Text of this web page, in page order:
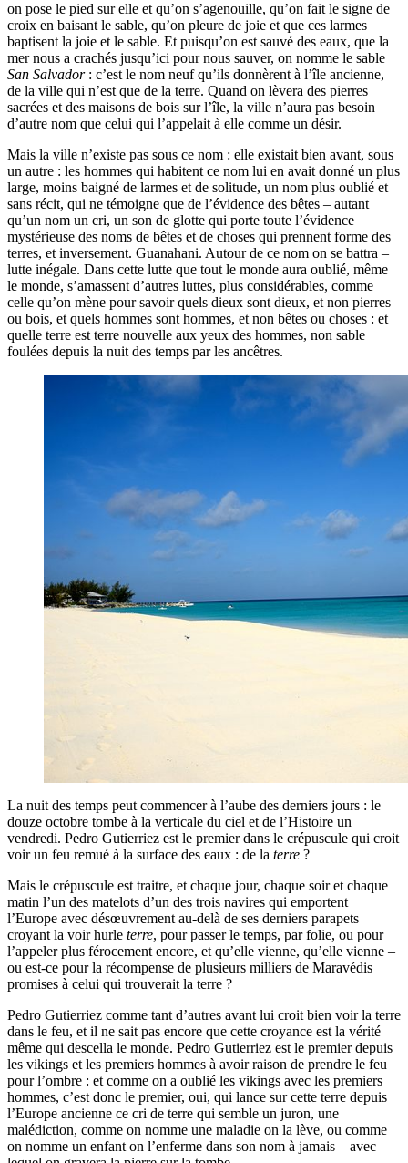
on pose le pied sur elle et qu’on s’agenouille, qu’on fait le signe de
croix en baisant le sable, qu’on pleure de joie et que ces larmes
baptisent la joie et le sable. Et puisqu’on est sauvé des eaux, que la
mer nous a crachés jusqu’ici pour nous sauver, on nomme le sable
San Salvador: c’est le nom neuf qu’ils donnèrent à l’île ancienne,
de la ville qui n’est que de la terre. Quand on lèvera des pierres
sacrées et des maisons de bois sur l’île, la ville n’aura pas besoin
d’autre nom que celui qui l’appelait à elle comme un désir.
Mais la ville n’existe pas sous ce nom : elle existait bien avant, sous
un autre : les hommes qui habitent ce nom lui en avait donné un plus
large, moins baigné de larmes et de solitude, un nom plus oublié et
sans récit, qui ne témoigne que de l’évidence des bêtes – autant
qu’un nom un cri, un son de glotte qui porte toute l’évidence
mystérieuse des noms de bêtes et de choses qui prennent forme des
terres, et inversement. Guanahani. Autour de ce nom on se battra –
lutte inégale. Dans cette lutte que tout le monde aura oublié, même
le monde, s’amassent d’autres luttes, plus considérables, comme
celle qu’on mène pour savoir quels dieux sont dieux, et non pierres
ou bois, et quels hommes sont hommes, et non bêtes ou choses : et
quelle terre est terre nouvelle aux yeux des hommes, non sable
foulées depuis la nuit des temps par les ancêtres.
La nuit des temps peut commencer à l’aube des derniers jours : le
douze octobre tombe à la verticale du ciel et de l’Histoire un
vendredi. Pedro Gutierriez est le premier dans le crépuscule qui croit
voir un feu remué à la surface des eaux : de la terre ?
Mais le crépuscule est traitre, et chaque jour, chaque soir et chaque
matin l’un des matelots d’un des trois navires qui emportent
l’Europe avec désœuvrement au-delà de ses derniers parapets
croyant la voir hurle terre, pour passer le temps, par folie, ou pour
l’appeler plus férocement encore, et qu’elle vienne, qu’elle vienne –
ou est-ce pour la récompense de plusieurs milliers de Maravédis
promises à celui qui trouverait la terre ?
Pedro Gutierriez comme tant d’autres avant lui croit bien voir la terre
dans le feu, et il ne sait pas encore que cette croyance est la vérité
même qui descella le monde. Pedro Gutierriez est le premier depuis
les vikings et les premiers hommes à avoir raison de prendre le feu
pour l’ombre : et comme on a oublié les vikings avec les premiers
hommes, c’est donc le premier, oui, qui lance sur cette terre depuis
l’Europe ancienne ce cri de terre qui semble un juron, une
malédiction, comme on nomme une maladie on la lève, ou comme
on nomme un enfant on l’enferme dans son nom à jamais – avec